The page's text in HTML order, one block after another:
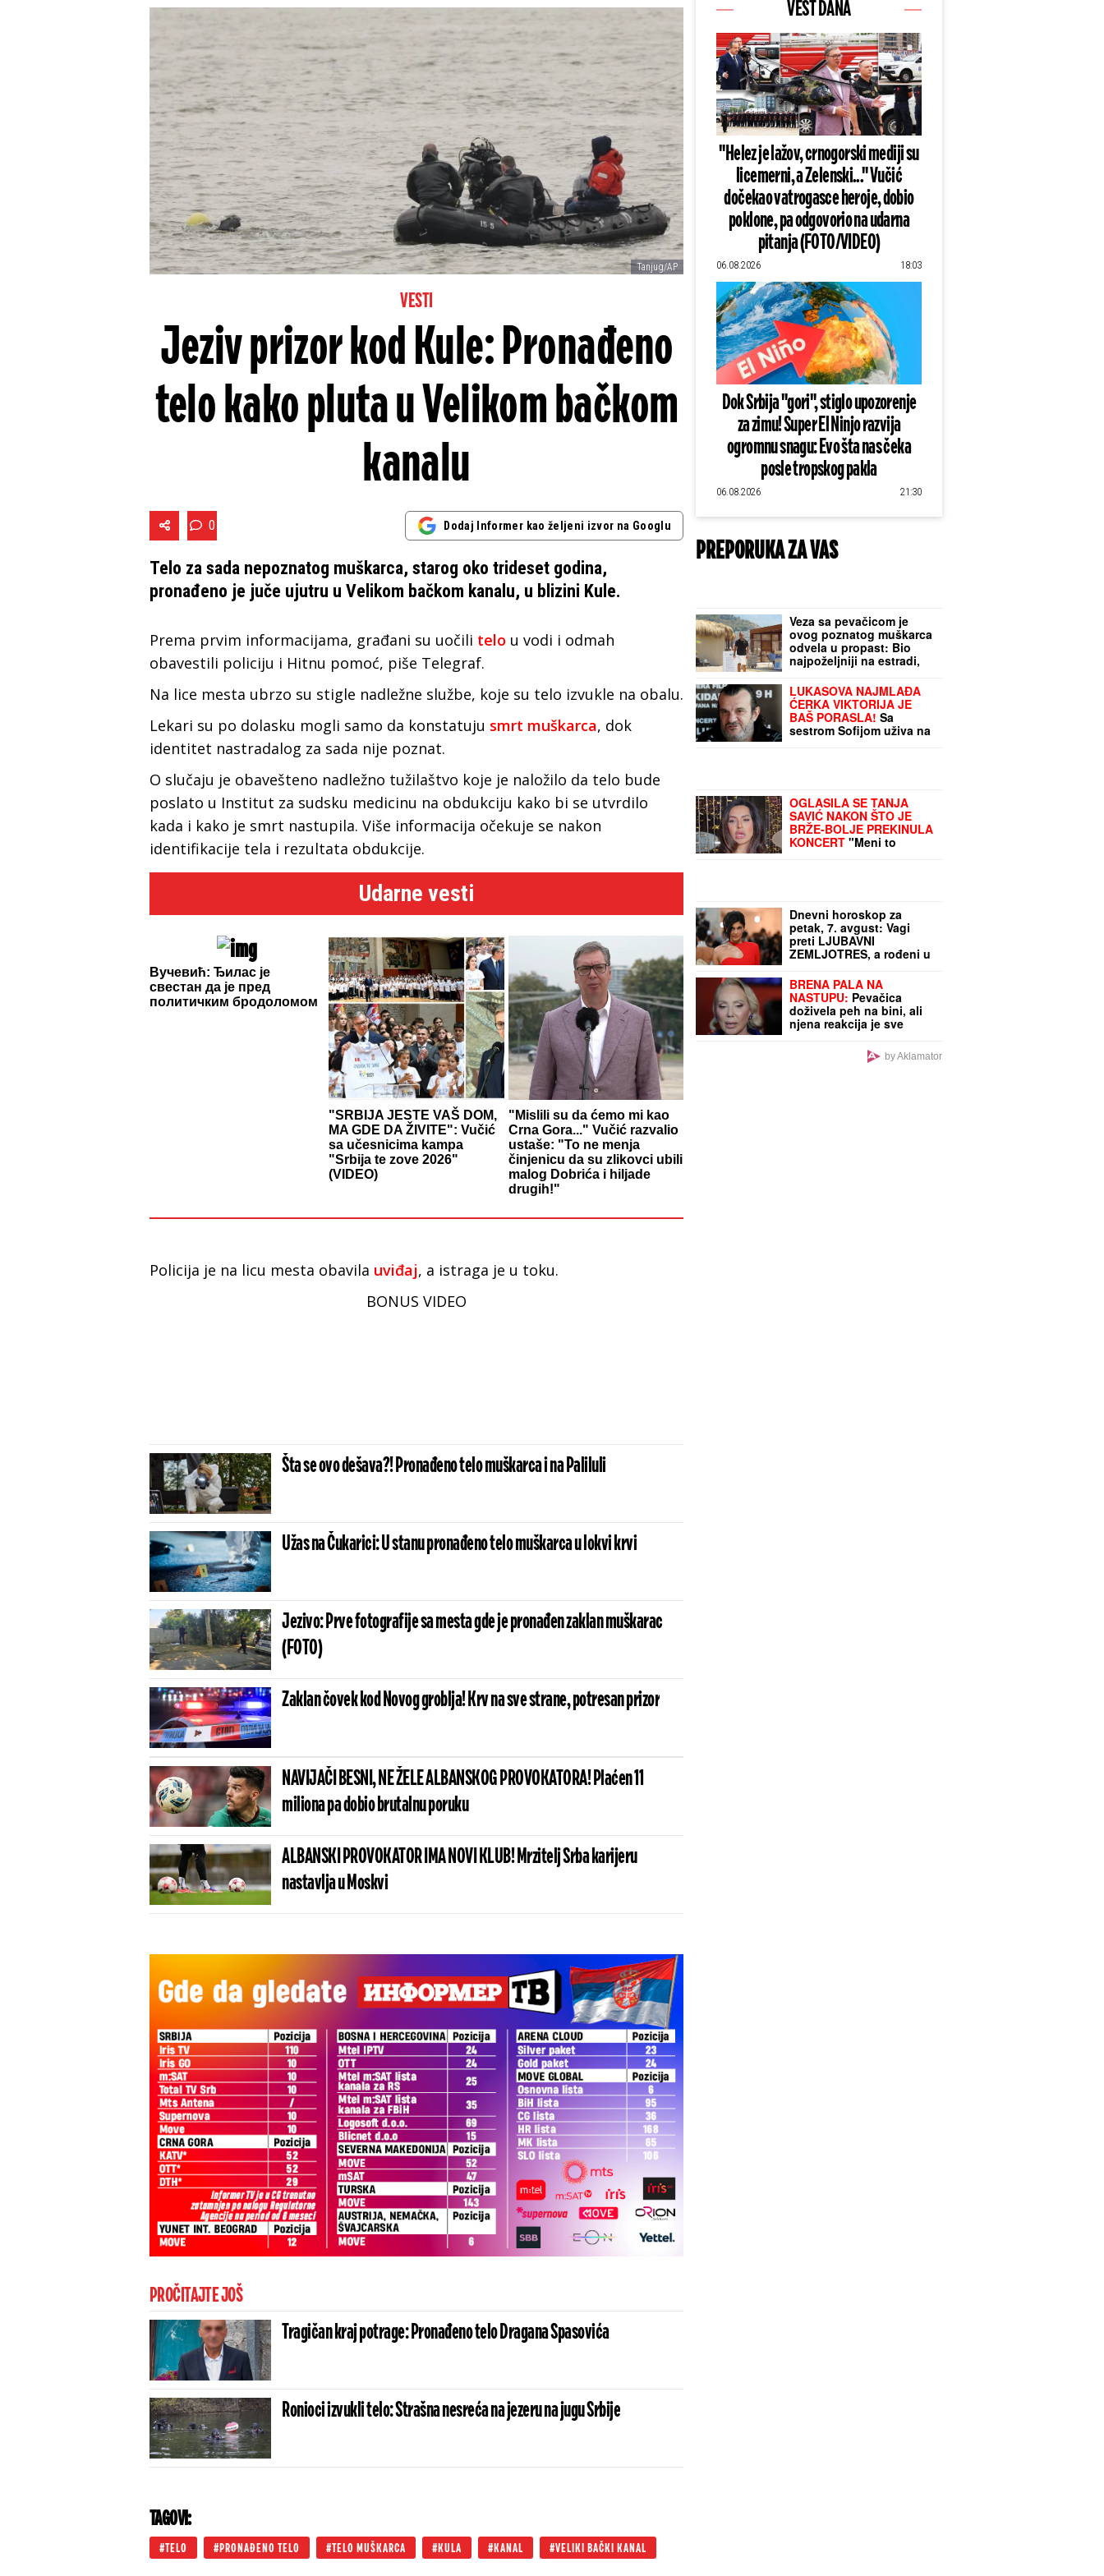
Tanjug/AP
VESTI
Jeziv prizor kod Kule: Pronađeno
telo kako pluta u Velikom bačkom
kanalu
0 Dodaj Informer kao željeni izvor na Googlu
Telo za sada nepoznatog muškarca, starog oko trideset godina,
pronađeno je juče ujutru u Velikom bačkom kanalu, u blizini Kule.
Prema prvim informacijama, građani su uočili telo u vodi i odmah
obavestili policiju i Hitnu pomoć, piše Telegraf.
Na lice mesta ubrzo su stigle nadležne službe, koje su telo izvukle na obalu.
Lekari su po dolasku mogli samo da konstatuju smrt muškarca, dok
identitet nastradalog za sada nije poznat.
O slučaju je obavešteno nadležno tužilaštvo koje je naložilo da telo bude
poslato u Institut za sudsku medicinu na obdukciju kako bi se utvrdilo
kada i kako je smrt nastupila. Više informacija očekuje se nakon
identifikacije tela i rezultata obdukcije.
Udarne vesti
Вучевић: Ђилас је
свестан да је пред
политичким бродоломом
"SRBIJA JESTE VAŠ DOM,
MA GDE DA ŽIVITE": Vučić
sa učesnicima kampa
"Srbija te zove 2026"
(VIDEO)
"Mislili su da ćemo mi kao
Crna Gora..." Vučić razvalio
ustaše: "To ne menja
činjenicu da su zlikovci ubili
malog Dobrića i hiljade
drugih!"
Policija je na licu mesta obavila uviđaj, a istraga je u toku.
BONUS VIDEO
Šta se ovo dešava?! Pronađeno telo muškarca i na Paliluli
Užas na Čukarici: U stanu pronađeno telo muškarca u lokvi krvi
Jezivo: Prve fotografije sa mesta gde je pronađen zaklan muškarac
(FOTO)
Zaklan čovek kod Novog groblja! Krv na sve strane, potresan prizor
NAVIJAČI BESNI, NE ŽELE ALBANSKOG PROVOKATORA! Plaćen 11
miliona pa dobio brutalnu poruku
ALBANSKI PROVOKATOR IMA NOVI KLUB! Mrzitelj Srba karijeru
nastavlja u Moskvi
PROČITAJTE JOŠ
Tragičan kraj potrage: Pronađeno telo Dragana Spasovića
Ronioci izvukli telo: Strašna nesreća na jezeru na jugu Srbije
TAGOVI:
TELO PRONAĐENO TELO TELO MUŠKARCA KULA KANAL VELIKI BAČKI KANAL
VEST DANA
"Helez je lažov, crnogorski mediji su
licemerni, a Zelenski..." Vučić
dočekao vatrogasce heroje, dobio
poklone, pa odgovorio na udarna
pitanja (FOTO/VIDEO)
06.08.2026 18:03
Dok Srbija "gori", stiglo upozorenje
za zimu! Super El Ninjo razvija
ogromnu snagu: Evo šta nas čeka
posle tropskog pakla
06.08.2026 21:30
PREPORUKA ZA VAS
Veza sa pevačicom je
ovog poznatog muškarca
odvela u propast: Bio
najpoželjniji na estradi,
pa se odselio iz Srbije
LUKASOVA NAJMLAĐA
ĆERKA VIKTORIJA JE
BAŠ PORASLA! Sa
sestrom Sofijom uživa na
moru: Ponosna mama
OGLASILA SE TANJA
SAVIĆ NAKON ŠTO JE
BRŽE-BOLJE PREKINULA
KONCERT "Meni to
Dnevni horoskop za
petak, 7. avgust: Vagi
preti LJUBAVNI
ZEMLJOTRES, a rođeni u
rizikuju na poslu
BRENA PALA NA
NASTUPU: Pevačica
doživela peh na bini, ali
njena reakcija je sve
oduševila (VIDEO)
by Aklamator